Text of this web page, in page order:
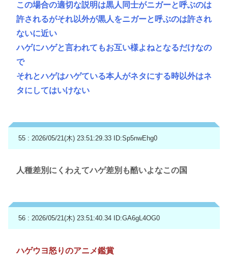
この場合の適切な説明は黒人同士がニガーと呼ぶのは
許されるがそれ以外が黒人をニガーと呼ぶのは許され
ないに近い
ハゲにハゲと言われてもお互い様よねとなるだけなの
で
それとハゲはハゲている本人がネタにする時以外はネ
タにしてはいけない
55 : 2026/05/21(木) 23:51:29.33 ID:Sp5nwEhg0
人種差別にくわえてハゲ差別も酷いよなこの国
56 : 2026/05/21(木) 23:51:40.34 ID:GA6gL4OG0
ハゲウヨ怒りのアニメ鑑賞